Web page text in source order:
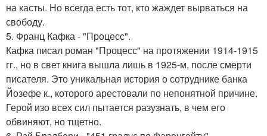
на касты. Но всегда есть тот, кто жаждет вырваться на
свободу.
5. Франц Кафка - "Процесс".
Кафка писал роман "Процесс" на протяжении 1914-1915
гг., но в свет книга вышла лишь в 1925-м, после смерти
писателя. Это уникальная история о сотруднике банка
Йозефе к., которого арестовали по непонятной причине.
Герой изо всех сил пытается разузнать, в чем его
обвиняют, но тщетно.